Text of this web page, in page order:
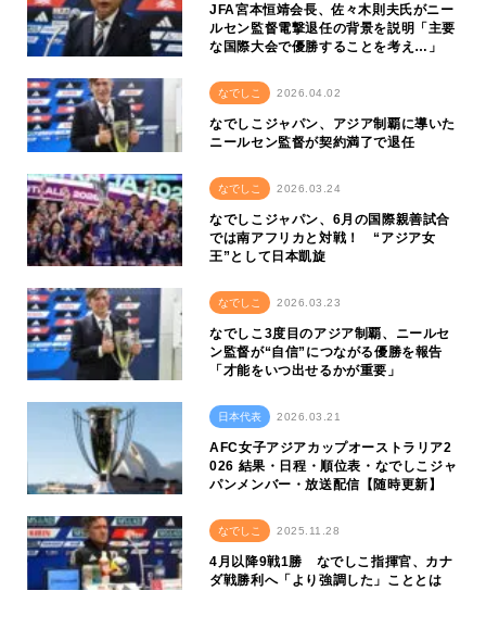
JFA宮本恒靖会長、佐々木則夫氏がニー
ルセン監督電撃退任の背景を説明「主要
な国際大会で優勝することを考え…」
なでしこ 2026.04.02
なでしこジャパン、アジア制覇に導いた
ニールセン監督が契約満了で退任
なでしこ 2026.03.24
なでしこジャパン、6月の国際親善試合
では南アフリカと対戦！ “アジア女
王”として日本凱旋
なでしこ 2026.03.23
なでしこ3度目のアジア制覇、ニールセ
ン監督が“自信”につながる優勝を報告
「才能をいつ出せるかが重要」
日本代表 2026.03.21
AFC女子アジアカップオーストラリア2
026 結果・日程・順位表・なでしこジャ
パンメンバー・放送配信【随時更新】
なでしこ 2025.11.28
4月以降9戦1勝 なでしこ指揮官、カナ
ダ戦勝利へ「より強調した」こととは